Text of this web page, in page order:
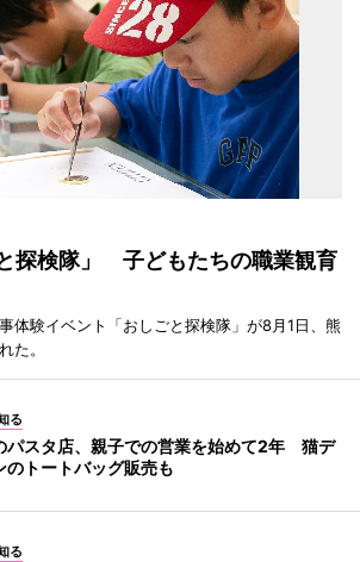
探検隊」 子どもたちの職業観育
体験イベント「おしごと探検隊」が8月1日、熊
た。
る
パスタ店、親子での営業を始めて2年 猫デ
のトートバッグ販売も
る